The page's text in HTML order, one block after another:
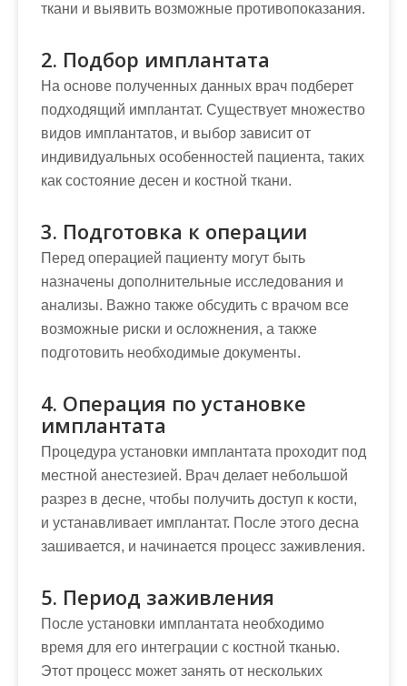
ткани и выявить возможные противопоказания.
2. Подбор имплантата
На основе полученных данных врач подберет
подходящий имплантат. Существует множество
видов имплантатов, и выбор зависит от
индивидуальных особенностей пациента, таких
как состояние десен и костной ткани.
3. Подготовка к операции
Перед операцией пациенту могут быть
назначены дополнительные исследования и
анализы. Важно также обсудить с врачом все
возможные риски и осложнения, а также
подготовить необходимые документы.
4. Операция по установке
имплантата
Процедура установки имплантата проходит под
местной анестезией. Врач делает небольшой
разрез в десне, чтобы получить доступ к кости,
и устанавливает имплантат. После этого десна
зашивается, и начинается процесс заживления.
5. Период заживления
После установки имплантата необходимо
время для его интеграции с костной тканью.
Этот процесс может занять от нескольких